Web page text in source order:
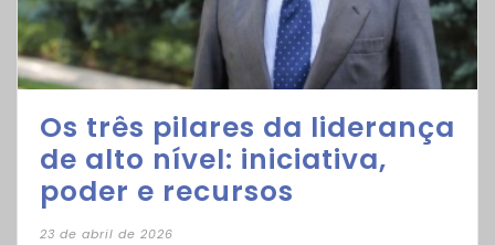
Os três pilares da liderança
de alto nível: iniciativa,
poder e recursos
23 de abril de 2026